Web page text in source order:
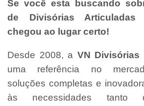
Se você esta buscando
de Divisórias Articuladas
chegou ao lugar certo!
Desde 2008, a VN Divisórias
uma referência no
soluções completas e
às necessidades tanto